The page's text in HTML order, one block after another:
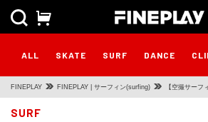
ALL SKATE SURF DANCE
FINEPLAY FINEPLAY | サーフィン(surfing) 【空撮サーフ
SURF